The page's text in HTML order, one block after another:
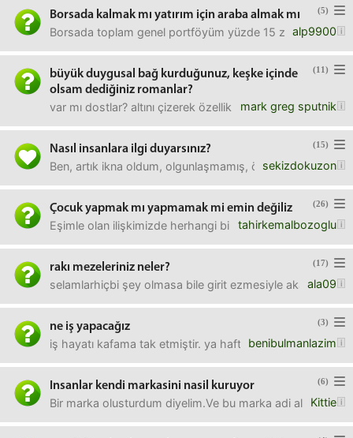
(5)
Borsada kalmak mı yatırım için araba almak mı
alp9900
Borsada toplam genel portföyüm yüzde 15 zararda şuan
(11)
büyük duygusal bağ kurduğunuz, keşke içinde
olsam dediğiniz romanlar?
mark greg sputnik
var mı dostlar? altını çizerek özellikle söylüyorum: çok
(15)
Nasıl insanlara ilgi duyarsınız?
sekizdokuzon
Ben, artık ikna oldum, olgunlaşmamış, öfkeli, duygusal,
(26)
Çocuk yapmak mı yapmamak mi emin değiliz
tahirkemalbozoglu
Eşimle olan ilişkimizde herhangi bir sorun yok; mutlu,
(17)
rakı mezeleriniz neler?
ala09
selamlarhiçbi şey olmasa bile girit ezmesiyle akar gider
(3)
ne iş yapacağız
benibulmanlazim
iş hayatı kafama tak etmiştir. ya haftasonları ek iş olarak
(6)
Insanlar kendi markasini nasil kuruyor
Kittie
Bir marka olusturdum diyelim.Ve bu marka adi altinda